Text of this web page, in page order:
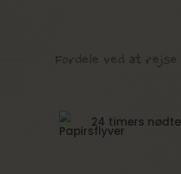
Fordele ved at rejse
24 timers